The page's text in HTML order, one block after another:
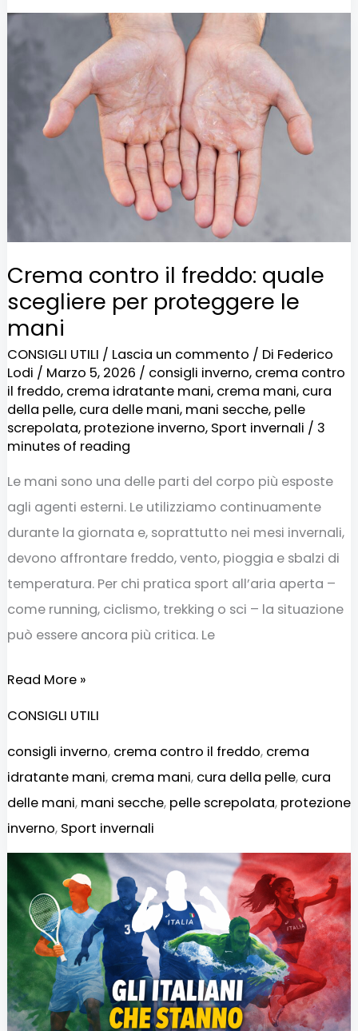
Crema contro il freddo: quale
scegliere per proteggere le
mani
CONSIGLI UTILI / Lascia un commento / Di Federico
Lodi / Marzo 5, 2026 / consigli inverno, crema contro
il freddo, crema idratante mani, crema mani, cura
della pelle, cura delle mani, mani secche, pelle
screpolata, protezione inverno, Sport invernali / 3
minutes of reading
Le mani sono una delle parti del corpo più esposte
agli agenti esterni. Le utilizziamo continuamente
durante la giornata e, soprattutto nei mesi invernali,
devono affrontare freddo, vento, pioggia e sbalzi di
temperatura. Per chi pratica sport all’aria aperta –
come running, ciclismo, trekking o sci – la situazione
può essere ancora più critica. Le
Crema
contro
freddo:
quale
Read More »
CONSIGLI UTILI
consigli inverno, crema contro il freddo, crema
idratante mani, crema mani, cura della pelle, cura
delle mani, mani secche, pelle screpolata, protezione
inverno, Sport invernali
I
5
italiani
che
stanno
cambiando
lo